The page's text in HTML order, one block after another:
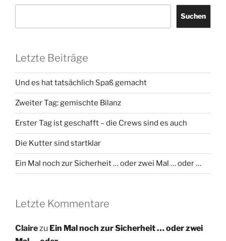
Suchen
Letzte Beiträge
Und es hat tatsächlich Spaß gemacht
Zweiter Tag: gemischte Bilanz
Erster Tag ist geschafft – die Crews sind es auch
Die Kutter sind startklar
Ein Mal noch zur Sicherheit … oder zwei Mal … oder …
Letzte Kommentare
Clairezu Ein Mal noch zur Sicherheit … oder zwei